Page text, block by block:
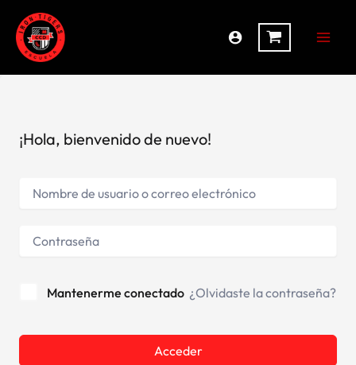
contenido
¡Hola, bienvenido de nuevo!
Alternative:
Mantenerme conectado ¿Olvidaste la contraseña?
Acceder